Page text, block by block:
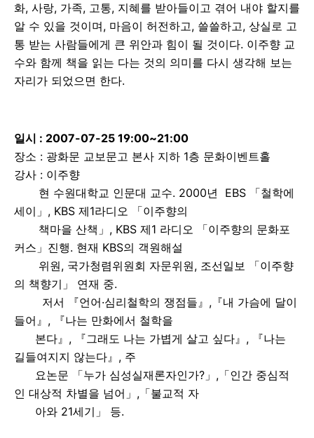
화, 사랑, 가족, 고통, 지혜를 받아들이고 겪어 내야 할지를
알 수 있을 것이며, 마음이 허전하고, 쓸쓸하고, 상실로 고
통 받는 사람들에게 큰 위안과 힘이 될 것이다. 이주향 교
수와 함께 책을 읽는 다는 것의 의미를 다시 생각해 보는
자리가 되었으면 한다.
일시 : 2007-07-25 19:00~21:00
장소 : 광화문 교보문고 본사 지하 1층 문화이벤트홀
강사 : 이주향
현 수원대학교 인문대 교수. 2000년 EBS 「철학에
세이」, KBS 제1라디오 「이주향의
책마을 산책」, KBS 제1 라디오 「이주향의 문화포
커스」진행. 현재 KBS의 객원해설
위원, 국가청렴위원회 자문위원, 조선일보 「이주향
의 책향기」 연재 중.
저서 『언어·심리철학의 쟁점들』,『내 가슴에 달이
들어』, 『나는 만화에서 철학을
본다』, 『그래도 나는 가볍게 살고 싶다』, 『나는
길들여지지 않는다』, 주
요논문 「누가 심성실재론자인가?」,「인간 중심적
인 대상적 차별을 넘어」,「불교적 자
아와 21세기」 등.